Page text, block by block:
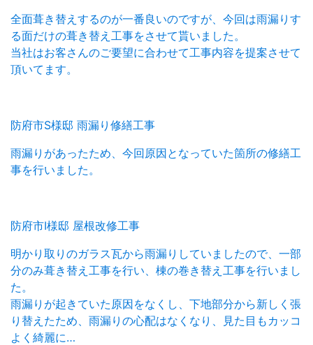
全面葺き替えするのが一番良いのですが、今回は雨漏りす
る面だけの葺き替え工事をさせて貰いました。
当社はお客さんのご要望に合わせて工事内容を提案させて
頂いてます。
防府市S様邸 雨漏り修繕工事
雨漏りがあったため、今回原因となっていた箇所の修繕工
事を行いました。
防府市I様邸 屋根改修工事
明かり取りのガラス瓦から雨漏りしていましたので、一部
分のみ葺き替え工事を行い、棟の巻き替え工事を行いまし
た。
雨漏りが起きていた原因をなくし、下地部分から新しく張
り替えたため、雨漏りの心配はなくなり、見た目もカッコ
よく綺麗に…